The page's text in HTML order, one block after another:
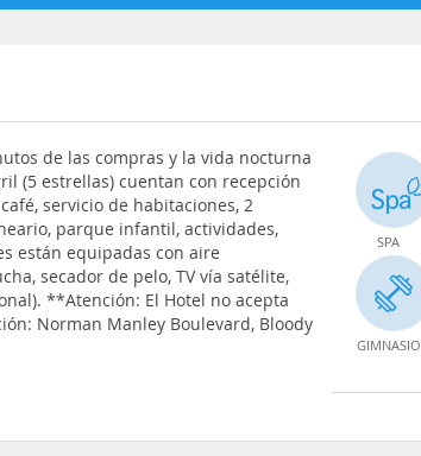
de las compras y la vida nocturna
(5 estrellas) cuentan con recepción
servicio de habitaciones, 2
parque infantil, actividades,
están equipadas con aire
secador de pelo, TV vía satélite,
**Atención: El Hotel no acepta
Norman Manley Boulevard, Bloody
SPA
GIMNASIO